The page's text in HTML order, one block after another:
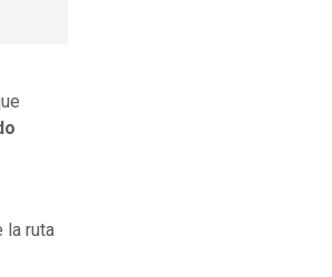
la ruta